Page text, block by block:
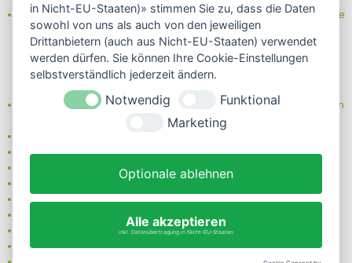
Erfahren Sie mehr über Biowein in unserem Blog oder Folgen Sie
uns!
Blog
Facebook
Instagram
Neben einem ausgesuchten Sortiment an Biowein, Biospirituosen
und Biofeinkost bieten wir Ihnen u.a. folgende
nur 5,79 EUR Versand (DE)
ab 95 EUR frei Haus (DE)
14 Tage Rückgaberecht
sichere Zahlung
Kauf auf Rechnung
bei Vorkasse -2%
Bio-zertifizierter Shop
in Nicht-EU-Staaten)» stimmen Sie zu, dass die Daten
sowohl von uns als auch von den jeweiligen
Drittanbietern (auch aus Nicht-EU-Staaten) verwendet
werden dürfen. Sie können Ihre Cookie-Einstellungen
selbstverständlich jederzeit ändern.
Notwendig
Funktional
Marketing
Optionale ablehnen
Alle akzeptieren
inkl. Datenübertragung in Nicht-EU-Staaten